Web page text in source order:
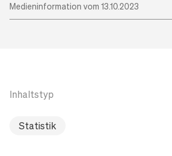
Medieninformation vom 13.10.2023
Inhaltstyp
Statistik